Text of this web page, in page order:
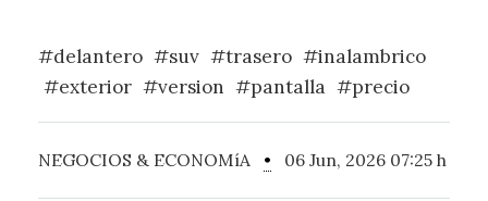
#delantero #suv #trasero #inalambrico
#exterior #version #pantalla #precio
NEGOCIOS & ECONOMíA • 06 Jun, 2026 07:25 h